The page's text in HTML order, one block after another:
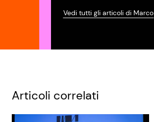
Vedi tutti gli articoli di Marco
Articoli correlati